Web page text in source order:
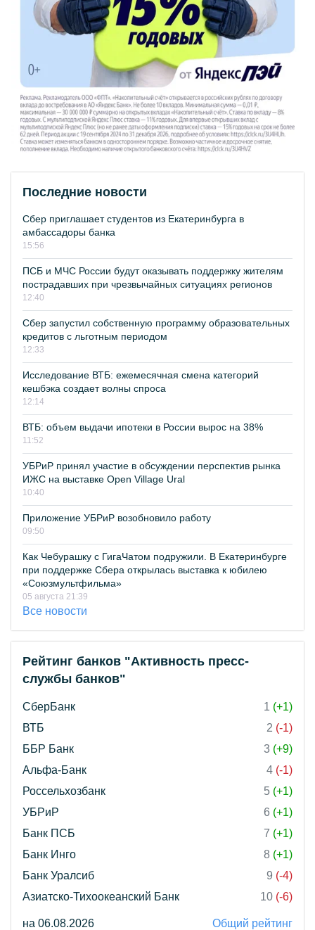
Последние новости
Сбер приглашает студентов из Екатеринбурга в
амбассадоры банка
15:56
ПСБ и МЧС России будут оказывать поддержку жителям
пострадавших при чрезвычайных ситуациях регионов
12:40
Сбер запустил собственную программу образовательных
кредитов с льготным периодом
12:33
Исследование ВТБ: ежемесячная смена категорий
кешбэка создает волны спроса
12:14
ВТБ: объем выдачи ипотеки в России вырос на 38%
11:52
УБРиР принял участие в обсуждении перспектив рынка
ИЖС на выставке Open Village Ural
10:40
Приложение УБРиР возобновило работу
09:50
Как Чебурашку с ГигаЧатом подружили. В Екатеринбурге
при поддержке Сбера открылась выставка к юбилею
«Союзмультфильма»
05 августа 21:39
Все новости
Рейтинг банков "Активность пресс-
службы банков"
СберБанк 1 (+1)
ВТБ
2 (-1)
ББР Банк
3 (+9)
Альфа-Банк
4 (-1)
Россельхозбанк
5 (+1)
УБРиР
6 (+1)
Банк ПСБ
7 (+1)
Банк Инго
8 (+1)
Банк Уралсиб
9 (-4)
Азиатско-Тихоокеанский Банк
10 (-6)
на 06.08.2026 Общий рейтинг